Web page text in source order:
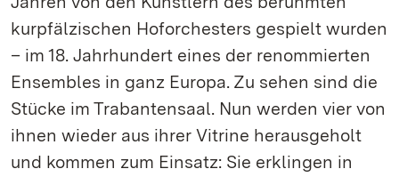
kurpfälzischen Hoforchesters gespielt wurden
– im 18. Jahrhundert eines der renommierten
Ensembles in ganz Europa. Zu sehen sind die
Stücke im Trabantensaal. Nun werden vier von
ihnen wieder aus ihrer Vitrine herausgeholt
und kommen zum Einsatz: Sie erklingen in